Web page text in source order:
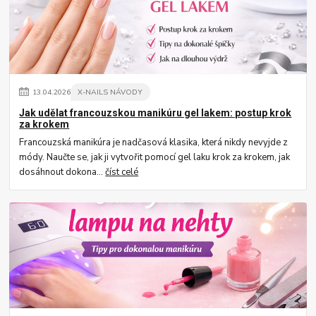
13.04.2026 X-NAILS NÁVODY
Jak udělat francouzskou manikúru gel lakem: postup krok
za krokem
Francouzská manikúra je nadčasová klasika, která nikdy nevyjde z
módy. Naučte se, jak ji vytvořit pomocí gel laku krok za krokem, jak
dosáhnout dokona...číst celé